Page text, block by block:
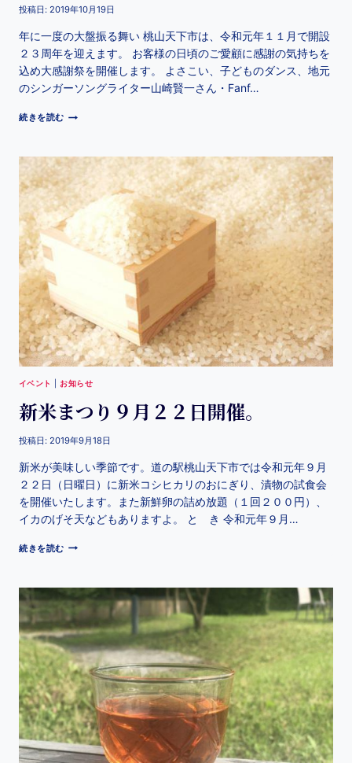
投稿日: 2019年10月19日
年に一度の大盤振る舞い 桃山天下市は、令和元年１１月で開設
２３周年を迎えます。 お客様の日頃のご愛顧に感謝の気持ちを
込め大感謝祭を開催します。 よさこい、子どものダンス、地元
のシンガーソングライター山崎賢一さん・Fanf…
続きを読む
イベント お知らせ
新米まつり９月２２日開催。
投稿日: 2019年9月18日
新米が美味しい季節です。道の駅桃山天下市では令和元年９月
２２日（日曜日）に新米コシヒカリのおにぎり、漬物の試食会
を開催いたします。また新鮮卵の詰め放題（１回２００円）、
イカのげそ天などもありますよ。 と き 令和元年９月…
続きを読む